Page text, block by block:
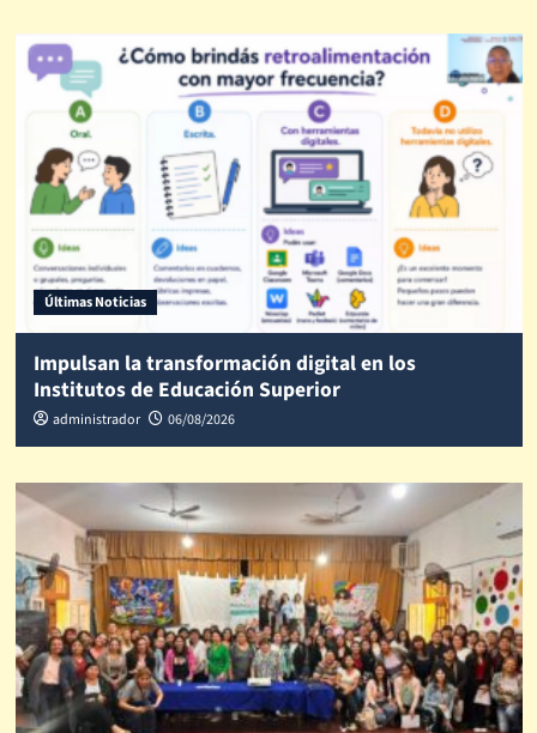
Últimas Noticias
Impulsan la transformación digital en los
Institutos de Educación Superior
administrador 06/08/2026